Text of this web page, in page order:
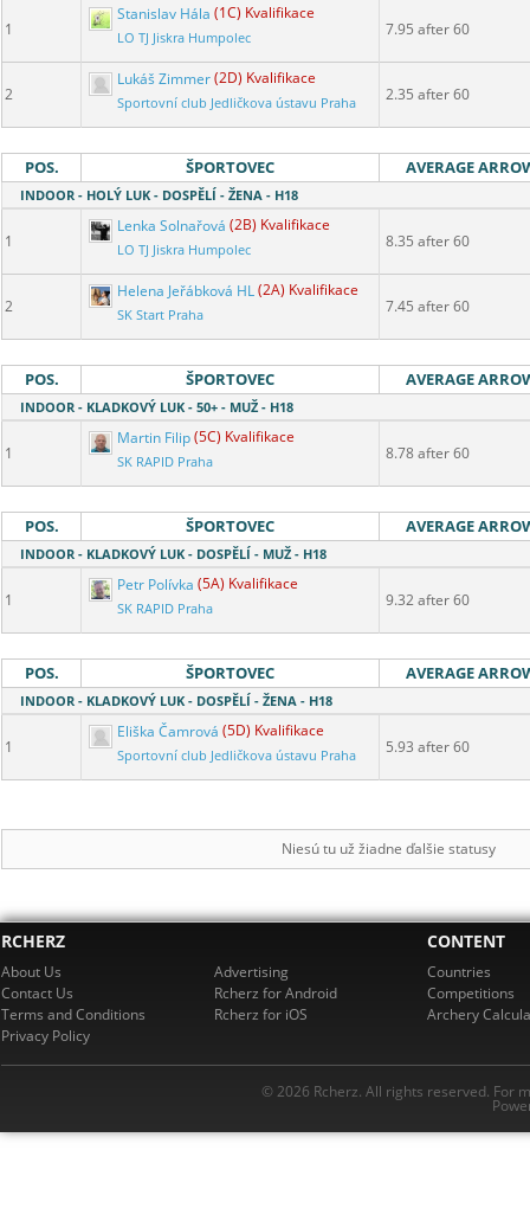
1
Stanislav Hála (1C) Kvalifikace
LO TJ Jiskra Humpolec 7.95 after 60
2
Lukáš Zimmer(2D) Kvalifikace
Sportovní club Jedličkova ústavu Praha 2.35 after 60
POS. ŠPORTOVEC AVERAGE
INDOOR - HOLÝ LUK - DOSPĚLÍ - ŽENA - H18
1
Lenka Solnařová (2B) Kvalifikace
LO TJ Jiskra Humpolec 8.35 after 60
2
Helena Jeřábková HL(2A) Kvalifikace
SK Start Praha 7.45 after 60
POS. ŠPORTOVEC AVERAGE
INDOOR - KLADKOVÝ LUK - 50+ - MUŽ - H18
1
Martin Filip(5C) Kvalifikace
SK RAPID Praha 8.78 after 60
POS. ŠPORTOVEC AVERAGE
INDOOR - KLADKOVÝ LUK - DOSPĚLÍ - MUŽ - H18
1
Petr Polívka (5A) Kvalifikace
SK RAPID Praha 9.32 after 60
POS. ŠPORTOVEC AVERAGE
INDOOR - KLADKOVÝ LUK - DOSPĚLÍ - ŽENA - H18
1
Eliška Čamrová (5D) Kvalifikace
Sportovní club Jedličkova ústavu Praha 5.93 after 60
Niesú tu už žiadne ďalšie statusy
RCHERZ
About Us
Contact Us
Terms and Conditions
Privacy Policy
Advertising
Rcherz for Android
Rcherz for iOS
CONTENT
Countries
Competitions
Archery
© 2026 Rcherz. All rights reserved. For